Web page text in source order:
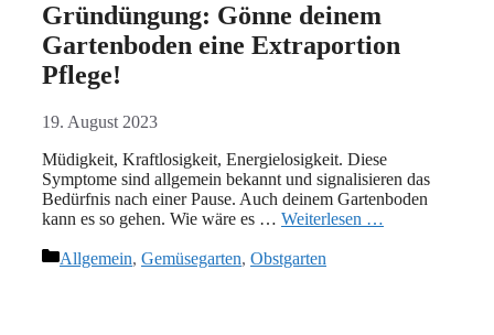
Gründüngung: Gönne deinem
Gartenboden eine Extraportion
Pflege!
19. August 2023
Müdigkeit, Kraftlosigkeit, Energielosigkeit. Diese
Symptome sind allgemein bekannt und signalisieren das
Bedürfnis nach einer Pause. Auch deinem Gartenboden
kann es so gehen. Wie wäre es … Weiterlesen …
Kategorien
Allgemein, Gemüsegarten, Obstgarten